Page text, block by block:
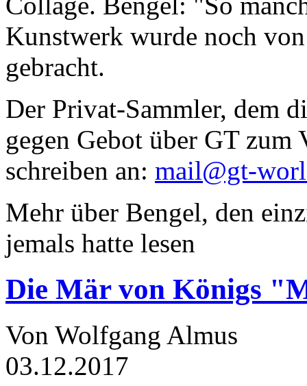
Kunstwerk wurde noch
gebracht.
Der Privat-Sammler, dem
gegen Gebot über GT zum
schreiben an: mail@gt-
Mehr über Bengel, den
jemals hatte lesen
Die Mär von Königs
Von Wolfgang Almus
03.12.2017